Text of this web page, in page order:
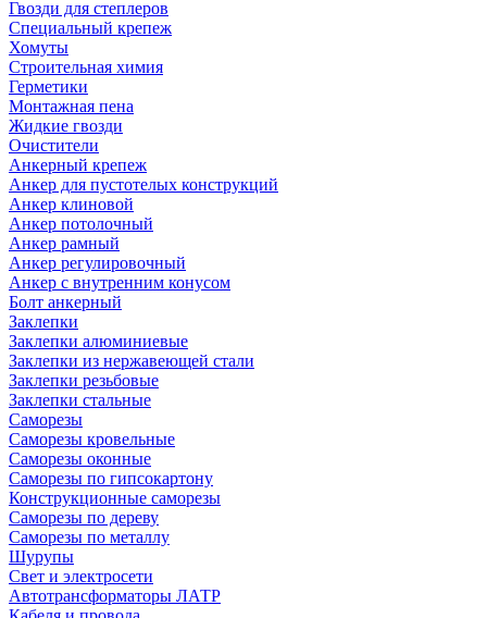
Гвозди для степлеров
Специальный крепеж
Хомуты
Строительная химия
Герметики
Монтажная пена
Жидкие гвозди
Очистители
Анкерный крепеж
Анкер для пустотелых конструкций
Анкер клиновой
Анкер потолочный
Анкер рамный
Анкер регулировочный
Анкер с внутренним конусом
Болт анкерный
Заклепки
Заклепки алюминиевые
Заклепки из нержавеющей стали
Заклепки резьбовые
Заклепки стальные
Саморезы
Саморезы кровельные
Саморезы оконные
Саморезы по гипсокартону
Конструкционные саморезы
Саморезы по дереву
Саморезы по металлу
Шурупы
Свет и электросети
Автотрансформаторы ЛАТР